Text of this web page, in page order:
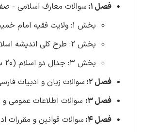
فصل 1:
سوالات معارف اسلامی -
بخش 1: ولایت فقیه امام خمینی (ره) (20 سوال)
بخش 2: طرح کلی اندیشه اسلامی (20 سوال)
بخش 3: جدال دو اسلام (20 سوال)
فصل 2:
سوالات زبان و ادبیات فارسی -
فصل 3:
سوالات اطلاعات عمومی و
فصل 4:
سوالات قوانین و مقررات